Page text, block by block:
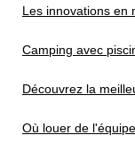
Les innovations en
Camping avec
Découvrez la
Où louer de